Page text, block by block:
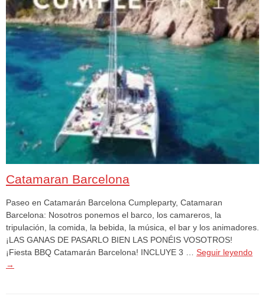
Catamaran Barcelona
Paseo en Catamarán Barcelona Cumpleparty, Catamaran
Barcelona: Nosotros ponemos el barco, los camareros, la
tripulación, la comida, la bebida, la música, el bar y los animadores.
¡LAS GANAS DE PASARLO BIEN LAS PONÉIS VOSOTROS!
¡Fiesta BBQ Catamarán Barcelona! INCLUYE 3 … Seguir leyendo
→